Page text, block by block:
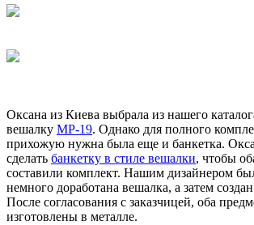
Оксана из Киева выбрала из нашего
вешалку MP-19. Однако для полного
прихожую нужна была еще и банкетка.
сделать банкетку в стиле вешалки, чтобы
составили комплект. Нашим дизайнером
немного доработана вешалка, а затем
После согласования с заказчицей, оба
изготовлены в металле.